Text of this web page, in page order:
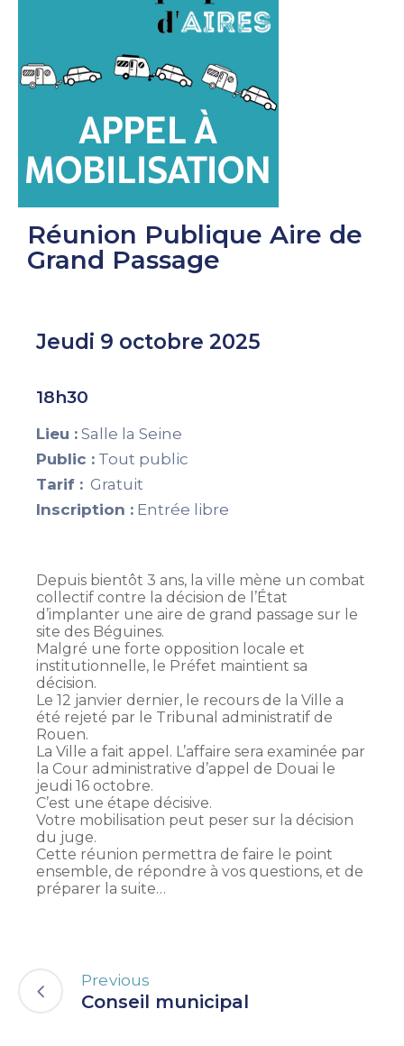
Réunion Publique Aire de
Grand Passage
Jeudi 9 octobre 2025
18h30
Lieu : Salle la Seine
Public : Tout public
Tarif : Gratuit
Inscription : Entrée libre
Depuis bientôt 3 ans, la ville mène un combat
collectif contre la décision de l’État
d’implanter une aire de grand passage sur le
site des Béguines.
Malgré une forte opposition locale et
institutionnelle, le Préfet maintient sa
décision.
Le 12 janvier dernier, le recours de la Ville a
été rejeté par le Tribunal administratif de
Rouen.
La Ville a fait appel. L’affaire sera examinée par
la Cour administrative d’appel de Douai le
jeudi 16 octobre.
C’est une étape décisive.
Votre mobilisation peut peser sur la décision
du juge.
Cette réunion permettra de faire le point
ensemble, de répondre à vos questions, et de
préparer la suite…
Previous
Conseil municipal